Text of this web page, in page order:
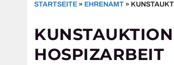
STARTSEITE » EHRENAMT »
HOSPIZARBEIT